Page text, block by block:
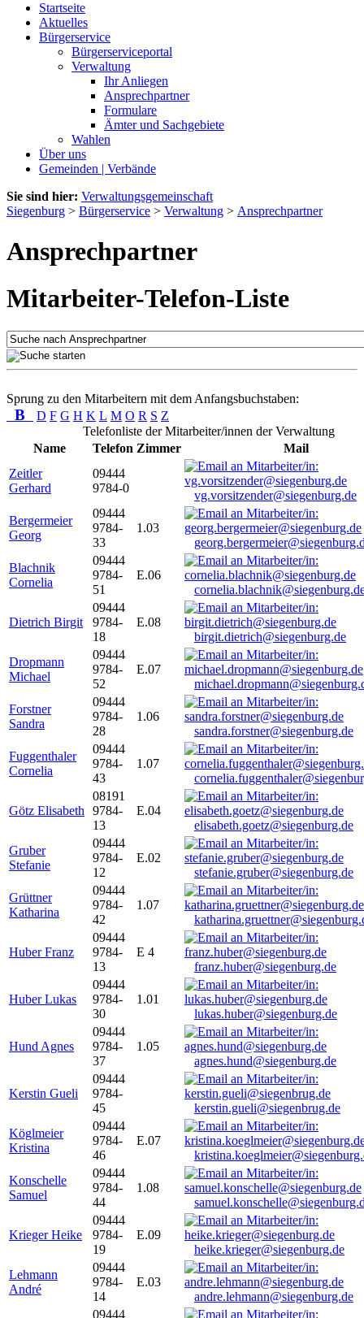
Startseite
Aktuelles
Bürgerservice
Bürgerserviceportal
Verwaltung
Ihr Anliegen
Ansprechpartner
Formulare
Ämter und Sachgebiete
Wahlen
Über uns
Gemeinden | Verbände
Sie sind hier: Verwaltungsgemeinschaft
Siegenburg > Bürgerservice > Verwaltung > Ansprechpartner
Ansprechpartner
Mitarbeiter-Telefon-Liste
Sprung zu den Mitarbeitern mit dem Anfangsbuchstaben:
B D F G H K L M O R S Z
Telefonliste der Mitarbeiter/innen der Verwaltung
Name
Telefon Zimmer
Mail
Zeitler
Gerhard
09444
9784-0
vg.vorsitzender@siegenburg.de
Bergermeier
Georg
09444
9784-
33
1.03
Blachnik
Cornelia
09444
9784-
51
E.06
Dietrich Birgit
09444
9784-
18
E.08
birgit.dietrich@siegenburg.de
Dropmann
Michael
09444
9784-
52
E.07
Forstner
Sandra
09444
9784-
28
1.06
sandra.forstner@siegenburg.de
Fuggenthaler
Cornelia
09444
9784-
43
1.07
Götz Elisabeth
08191
9784-
13
E.04
elisabeth.goetz@siegenburg.de
Gruber
Stefanie
09444
9784-
12
E.02
stefanie.gruber@siegenburg.de
Grüttner
Katharina
09444
9784-
42
1.07
Huber Franz
09444
9784-
13
E 4
franz.huber@siegenburg.de
Huber Lukas
09444
9784-
30
1.01
lukas.huber@siegenburg.de
Hund Agnes
09444
9784-
37
1.05
agnes.hund@siegenburg.de
Kerstin Gueli
09444
9784-
45
kerstin.gueli@siegenbrug.de
Köglmeier
Kristina
09444
9784-
46
E.07
Konschelle
Samuel
09444
9784-
44
1.08
Krieger Heike
09444
9784-
19
E.09
heike.krieger@siegenburg.de
Lehmann
André
09444
9784-
14
E.03
andre.lehmann@siegenburg.de
09444